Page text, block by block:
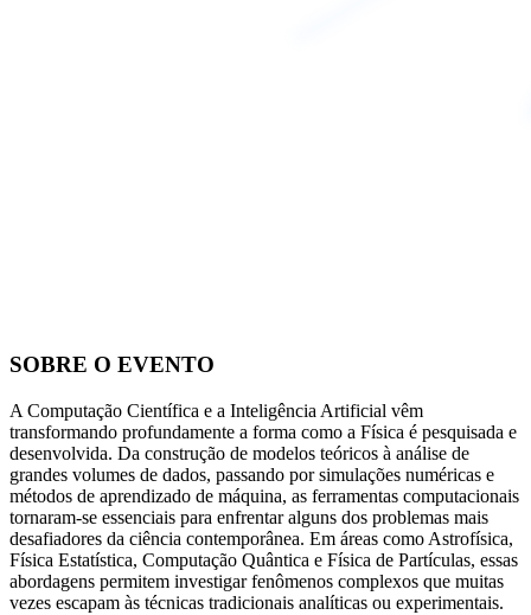
SOBRE O EVENTO
A Computação Científica e a Inteligência Artificial vêm
transformando profundamente a forma como a Física é pesquisada e
desenvolvida. Da construção de modelos teóricos à análise de
grandes volumes de dados, passando por simulações numéricas e
métodos de aprendizado de máquina, as ferramentas computacionais
tornaram-se essenciais para enfrentar alguns dos problemas mais
desafiadores da ciência contemporânea. Em áreas como Astrofísica,
Física Estatística, Computação Quântica e Física de Partículas, essas
abordagens permitem investigar fenômenos complexos que muitas
vezes escapam às técnicas tradicionais analíticas ou experimentais.